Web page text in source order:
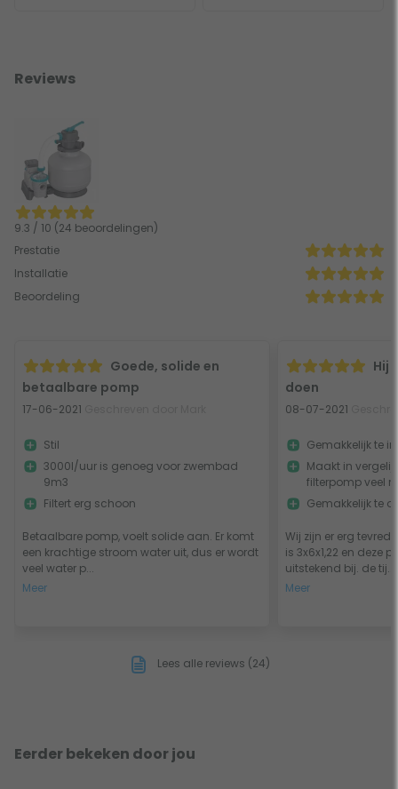
Reviews
9.3 / 10 (24 beoordelingen)
Prestatie
Installatie
Beoordeling
Goede, solide en
betaalbare pomp
17-06-2021
Betaalbare pomp, voelt solide aan. Er komt
een krachtige stroom water uit, dus er wordt
veel water p...
Meer
Stil
3000l/uur is genoeg voor zwembad
9m3
Filtert erg schoon
Hij
doen
08-07-2021
Wij zijn er erg
is 3x6x1,22 en deze
uitstekend bij. de tij...
Meer
Gemakkelijk te
Maakt in
filterpomp veel
Gemakkelijk te
Lees alle reviews (24)
Eerder bekeken door jou